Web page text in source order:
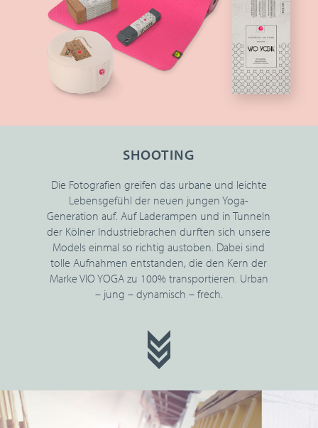
SHOOTING
Die Fotografien greifen das urbane und leichte
Lebensgefühl der neuen jungen Yoga-
Generation auf. Auf Laderampen und in Tunneln
der Kölner Industriebrachen durften sich unsere
Models einmal so richtig austoben. Dabei sind
tolle Aufnahmen entstanden, die den Kern der
Marke VIO YOGA zu 100% transportieren. Urban
– jung – dynamisch – frech.